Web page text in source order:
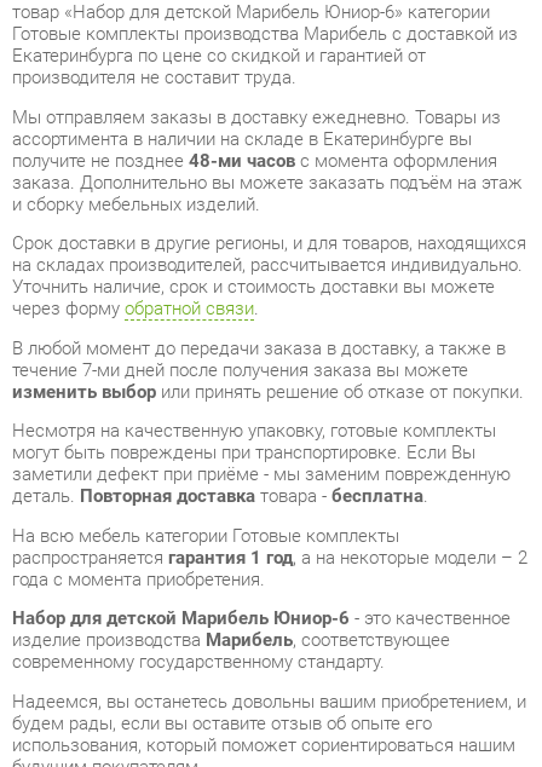
Мы отправляем заказы в доставку ежедневно. Товары из
ассортимента в наличии на складе в Екатеринбурге вы
получите не позднее48-ми часовс момента оформления
заказа. Дополнительно вы можете заказать подъём на этаж
и сборку мебельных изделий.
Срок доставки в другие регионы, и для товаров, находящихся
на складах производителей, рассчитывается индивидуально.
Уточнить наличие, срок и стоимость доставки вы можете
через формуобратной связи.
В любой момент до передачи заказа в доставку, а также в
течение 7-ми дней после получения заказа вы можете
изменить выборили принять решение об отказе от покупки.
Несмотря на качественную упаковку, готовые комплекты
могут быть повреждены при транспортировке. Если Вы
заметили дефект при приёме - мы заменим поврежденную
деталь.Повторная доставкатовара -бесплатна.
На всю мебель категории Готовые комплекты
распространяетсягарантия 1 год, а на некоторые модели – 2
года с момента приобретения.
Набор для детской Марибель Юниор-6- это качественное
изделие производстваМарибель, соответствующее
современному государственному стандарту.
Надеемся, вы останетесь довольны вашим приобретением, и
будем рады, если вы оставите отзыв об опыте его
использования, который поможет сориентироваться нашим
будущим покупателям.
консультацию, фото и видеообзор продукции вы можете по
e-mail, телефону в Екатеринбурге и через мессенджеры
Telegram и WhatsApp.